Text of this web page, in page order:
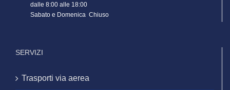
dalle 8:00 alle 18:00
Sabato e Domenica Chiuso
SERVIZI
Trasporti via aerea